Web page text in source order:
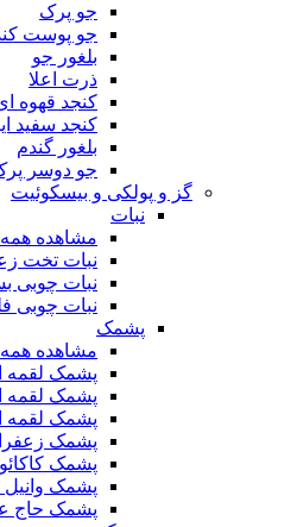
جو پرک
جو پوست
بلغور جو
ذرت اعلا
کنجد قهوه
کنجد سفید
بلغور گندم
جو دوسر
گز و پولکی و بیسکوئیت
نبات
مشاهده همه
نبات تخت
نبات چوبی بسته
نبات چوبی
پشمک
مشاهده
پشمک لقمه
پشمک لقمه
پشمک لقمه
پشمک زعفرانی
پشمک کاکائویی
پشمک وانیل حاج
پشمک حاج